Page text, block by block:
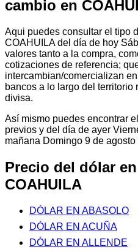
cambio en
Aqui puedes consultar el tipo
COAHUILA del día de hoy
valores tanto a la compra,
cotizaciones de referencia;
intercambian/comercializan
bancos a lo largo del
divisa.
Así mismo puedes encontrar
previos y del día de ayer
mañana Domingo 9 de agosto
Precio del dólar
COAHUILA
DÓLAR EN ABASOLO
DÓLAR EN ACUÑA
DÓLAR EN ALLENDE